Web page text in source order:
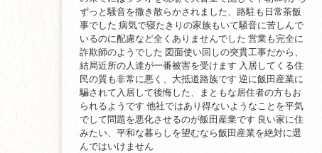
ずっと騒音を撒き散らかされました、路駐も日常茶飯
事でした 病気で寝たきりの家族もいて騒音に苦しんで
いるのに配慮など全くありませんでした 営業も完全に
詐欺師のようでした 図面使い回しの突貫工事だから、
結局近所の人達が一番被害を受けます 入居してくる住
民の質も非常に悪く、大抵道路族です 逆に飯田産業に
騙されて入居して後悔した、まともな居住者の方もお
られるようです 他社ではあり得ないようなことを平気
でして問題を悪化させるのが飯田産業です 良い家に住
みたい、平和な暮らしを望むなら飯田産業を絶対に選
んではいけません